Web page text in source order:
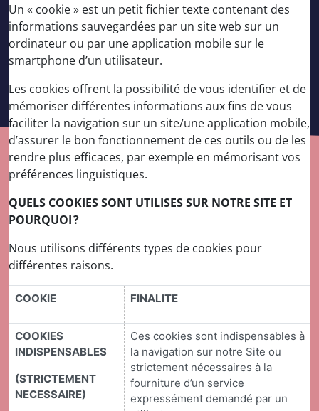
Un « cookie » est un petit fichier texte contenant des
informations sauvegardées par un site web sur un
ordinateur ou par une application mobile sur le
smartphone d’un utilisateur.
Les cookies offrent la possibilité de vous identifier et de
mémoriser différentes informations aux fins de vous
faciliter la navigation sur un site/une application mobile,
d’assurer le bon fonctionnement de ces outils ou de les
rendre plus efficaces, par exemple en mémorisant vos
préférences linguistiques.
QUELS COOKIES SONT UTILISES SUR NOTRE SITE ET
POURQUOI ?
Nous utilisons différents types de cookies pour
différentes raisons.
COOKIE FINALITE
COOKIES
INDISPENSABLES
(STRICTEMENT
NECESSAIRE)
Ces cookies sont indispensables à
la navigation sur notre Site ou
strictement nécessaires à la
fourniture d’un service
expressément demandé par un